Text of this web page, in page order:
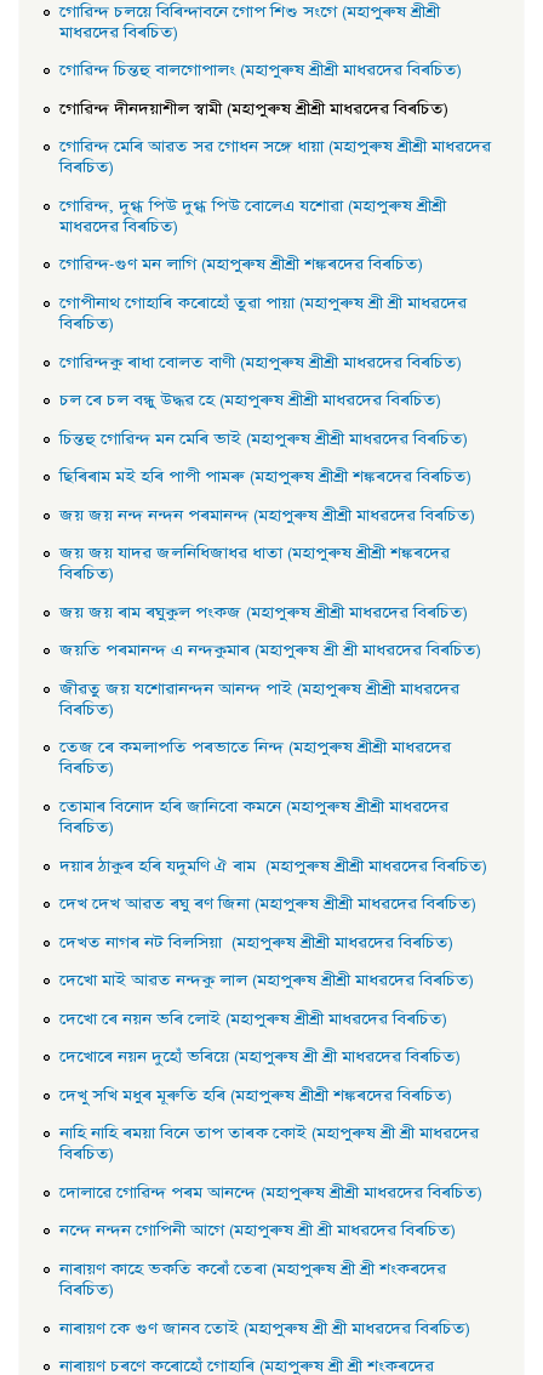
গােৱিন্দ চলয়ে বিৰিন্দাবনে গােপ শিশু সংগে (মহাপুৰুষ শ্ৰীশ্ৰী
মাধৱদেৱ বিৰচিত)
গােৱিন্দ চিন্তহু বালগােপালং (মহাপুৰুষ শ্ৰীশ্ৰী মাধৱদেৱ বিৰচিত)
গােৱিন্দ দীনদয়াশীল স্বামী (মহাপুৰুষ শ্ৰীশ্ৰী মাধৱদেৱ বিৰচিত)
গােৱিন্দ মেৰি আৱত সৱ গােধন সঙ্গে ধায়া (মহাপুৰুষ শ্ৰীশ্ৰী মাধৱদেৱ
বিৰচিত)
গােৱিন্দ, দুগ্ধ পিউ দুগ্ধ পিউ বােলেএ যশােৱা (মহাপুৰুষ শ্ৰীশ্ৰী
মাধৱদেৱ বিৰচিত)
গােৱিন্দ-গুণ মন লাগি (মহাপুৰুষ শ্ৰীশ্ৰী শঙ্কৰদেৱ বিৰচিত)
গােপীনাথ গােহাৰি কৰােহোঁ তুৱা পায়া (মহাপুৰুষ শ্ৰী শ্ৰী মাধৱদেৱ
বিৰচিত)
গােৱিন্দকু ৰাধা বােলত বাণী (মহাপুৰুষ শ্ৰীশ্ৰী মাধৱদেৱ বিৰচিত)
চল ৰে চল বন্ধু উদ্ধৱ হে (মহাপুৰুষ শ্ৰীশ্ৰী মাধৱদেৱ বিৰচিত)
চিন্তহু গােৱিন্দ মন মেৰি ভাই (মহাপুৰুষ শ্ৰীশ্ৰী মাধৱদেৱ বিৰচিত)
ছিৰিৰাম মই হৰি পাপী পামৰু (মহাপুৰুষ শ্ৰীশ্ৰী শঙ্কৰদেৱ বিৰচিত)
জয় জয় নন্দ নন্দন পৰমানন্দ (মহাপুৰুষ শ্ৰীশ্ৰী মাধৱদেৱ বিৰচিত)
জয় জয় যাদৱ জলনিধিজাধৱ ধাতা (মহাপুৰুষ শ্ৰীশ্ৰী শঙ্কৰদেৱ
বিৰচিত)
জয় জয় ৰাম ৰঘুকুল পংকজ (মহাপুৰুষ শ্ৰীশ্ৰী মাধৱদেৱ বিৰচিত)
জয়তি পৰমানন্দ এ নন্দকুমাৰ (মহাপুৰুষ শ্ৰী শ্ৰী মাধৱদেৱ বিৰচিত)
জীৱতু জয় যশােৱানন্দন আনন্দ পাই (মহাপুৰুষ শ্ৰীশ্ৰী মাধৱদেৱ
বিৰচিত)
তেজ ৰে কমলাপতি পৰভাতে নিন্দ (মহাপুৰুষ শ্ৰীশ্ৰী মাধৱদেৱ
বিৰচিত)
তােমাৰ বিনােদ হৰি জানিবো কমনে (মহাপুৰুষ শ্ৰীশ্ৰী মাধৱদেৱ
বিৰচিত)
দয়াৰ ঠাকুৰ হৰি যদুমণি ঐ ৰাম (মহাপুৰুষ শ্ৰীশ্ৰী মাধৱদেৱ বিৰচিত)
দেখ দেখ আৱত ৰঘু ৰণ জিনা (মহাপুৰুষ শ্ৰীশ্ৰী মাধৱদেৱ বিৰচিত)
দেখত নাগৰ নট বিলসিয়া (মহাপুৰুষ শ্ৰীশ্ৰী মাধৱদেৱ বিৰচিত)
দেখাে মাই আৱত নন্দকু লাল (মহাপুৰুষ শ্ৰীশ্ৰী মাধৱদেৱ বিৰচিত)
দেখাে ৰে নয়ন ভৰি লােই (মহাপুৰুষ শ্ৰীশ্ৰী মাধৱদেৱ বিৰচিত)
দেখােৰে নয়ন দুহোঁ ভৰিয়ে (মহাপুৰুষ শ্ৰী শ্ৰী মাধৱদেৱ বিৰচিত)
দেখু সখি মধুৰ মূৰুতি হৰি (মহাপুৰুষ শ্ৰীশ্ৰী শঙ্কৰদেৱ বিৰচিত)
নাহি নাহি ৰময়া বিনে তাপ তাৰক কোই (মহাপুৰুষ শ্ৰী শ্ৰী মাধৱদেৱ
বিৰচিত)
দোলাৱে গােৱিন্দ পৰম আনন্দে (মহাপুৰুষ শ্ৰীশ্ৰী মাধৱদেৱ বিৰচিত)
নন্দে নন্দন গােপিনী আগে (মহাপুৰুষ শ্ৰী শ্ৰী মাধৱদেৱ বিৰচিত)
নাৰায়ণ কাহে ভকতি কৰোঁ তেৰা (মহাপুৰুষ শ্ৰী শ্ৰী শংকৰদেৱ
বিৰচিত)
নাৰায়ণ কে গুণ জানব তােই (মহাপুৰুষ শ্ৰী শ্ৰী মাধৱদেৱ বিৰচিত)
নাৰায়ণ চৰণে কৰোহোঁ গােহাৰি (মহাপুৰুষ শ্ৰী শ্ৰী শংকৰদেৱ